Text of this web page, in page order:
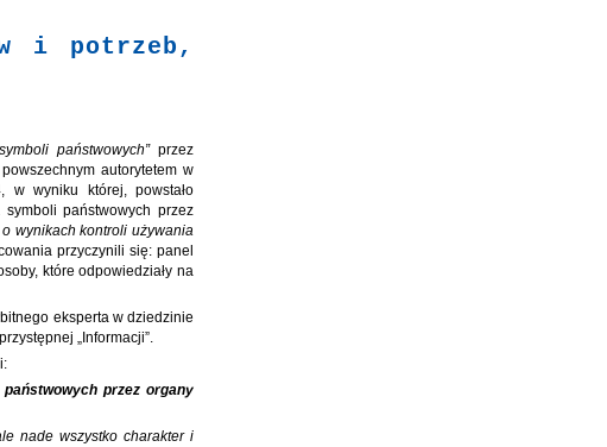
i potrzeb,
państwowych”przez
autorytetem w
w wyniku której, powstało
państwowych przez
o wynikach kontroli używania
przyczynili się: panel
które odpowiedziały na
eksperta w dziedzinie
„Informacji”.
przez organy
nade wszystko charakter i